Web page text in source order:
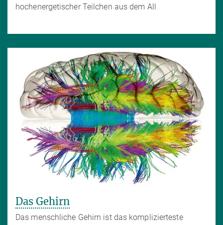
hochenergetischer Teilchen aus dem All
Das Gehirn
Das menschliche Gehirn ist das komplizierteste